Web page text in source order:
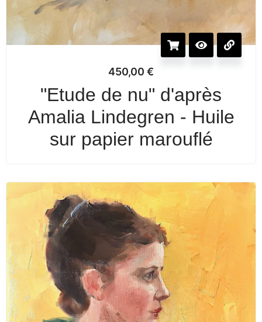
450,00 €
"Etude de nu" d'après
Amalia Lindegren - Huile
sur papier marouflé